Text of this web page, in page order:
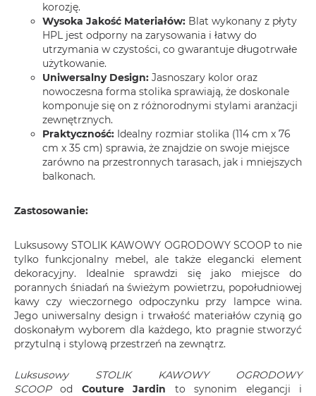
korozję.
Wysoka Jakość Materiałów: Blat wykonany z płyty
HPL jest odporny na zarysowania i łatwy do
utrzymania w czystości, co gwarantuje długotrwałe
użytkowanie.
Uniwersalny Design: Jasnoszary kolor oraz
nowoczesna forma stolika sprawiają, że doskonale
komponuje się on z różnorodnymi stylami aranżacji
zewnętrznych.
Praktyczność: Idealny rozmiar stolika (114 cm x 76
cm x 35 cm) sprawia, że znajdzie on swoje miejsce
zarówno na przestronnych tarasach, jak i mniejszych
balkonach.
Zastosowanie:
Luksusowy STOLIK KAWOWY OGRODOWY SCOOP to nie
tylko funkcjonalny mebel, ale także elegancki element
dekoracyjny. Idealnie sprawdzi się jako miejsce do
porannych śniadań na świeżym powietrzu, popołudniowej
kawy czy wieczornego odpoczynku przy lampce wina.
Jego uniwersalny design i trwałość materiałów czynią go
doskonałym wyborem dla każdego, kto pragnie stworzyć
przytulną i stylową przestrzeń na zewnątrz.
Luksusowy STOLIK KAWOWY OGRODOWY
SCOOPod Couture Jardin to synonim elegancji i